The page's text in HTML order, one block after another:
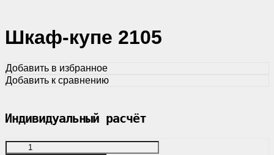
Шкаф-купе 2105
Добавить в избранное
Добавить к сравнению
Индивидуальный расчёт